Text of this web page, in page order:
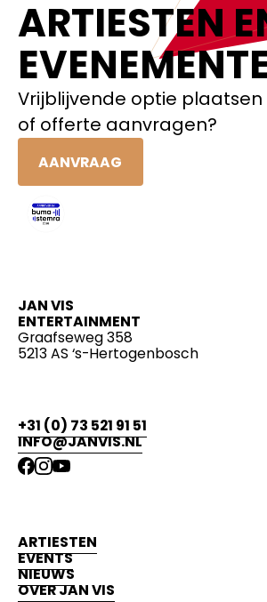
ARTIESTEN
Vrijblijvende optie plaatsen
of offerte aanvragen?
AANVRAAG
JAN VIS
ENTERTAINMENT
Graafseweg 358
5213 AS ‘s-Hertogenbosch
+31 (0) 73 521 91 51
INFO@JANVIS.NL
ARTIESTEN
EVENTS
NIEUWS
OVER JAN VIS